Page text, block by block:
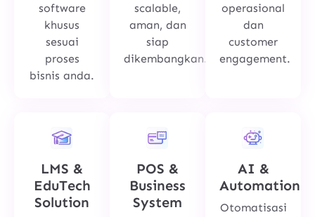
software
khusus
sesuai
proses
bisnis anda.
scalable,
aman, dan
siap
dikembangkan.
operasional
dan
customer
engagement.
LMS &
EduTech
Solution
POS &
Business
System
AI &
Automation
Otomatisasi